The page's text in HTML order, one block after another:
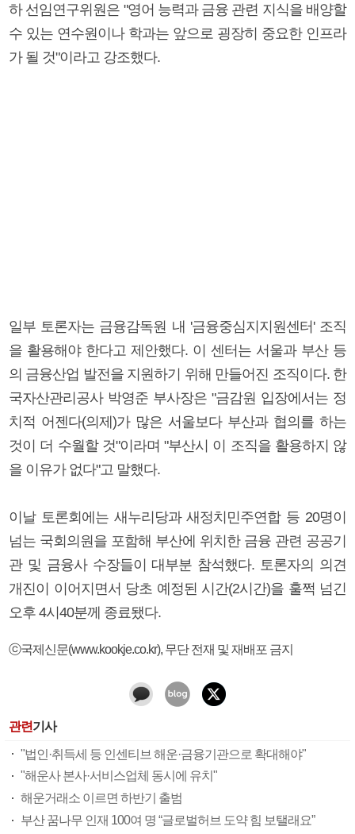
하 선임연구위원은 "영어 능력과 금융 관련 지식을 배양할
수 있는 연수원이나 학과는 앞으로 굉장히 중요한 인프라
가 될 것"이라고 강조했다.
일부 토론자는 금융감독원 내 '금융중심지지원센터' 조직
을 활용해야 한다고 제안했다. 이 센터는 서울과 부산 등
의 금융산업 발전을 지원하기 위해 만들어진 조직이다. 한
국자산관리공사 박영준 부사장은 "금감원 입장에서는 정
치적 어젠다(의제)가 많은 서울보다 부산과 협의를 하는
것이 더 수월할 것"이라며 "부산시 이 조직을 활용하지 않
을 이유가 없다"고 말했다.
이날 토론회에는 새누리당과 새정치민주연합 등 20명이
넘는 국회의원을 포함해 부산에 위치한 금융 관련 공공기
관 및 금융사 수장들이 대부분 참석했다. 토론자의 의견
개진이 이어지면서 당초 예정된 시간(2시간)을 훌쩍 넘긴
오후 4시40분께 종료됐다.
ⓒ국제신문(www.kookje.co.kr), 무단 전재 및 재배포 금지
관련기사
"법인·취득세 등 인센티브 해운·금융기관으로 확대해야"
"해운사 본사·서비스업체 동시에 유치"
해운거래소 이르면 하반기 출범
부산 꿈나무 인재 100여 명 “글로벌허브 도약 힘 보탤래요”